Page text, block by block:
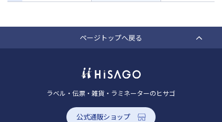
ページトップへ戻る
ラベル・伝票・雑貨・ラミネーターのヒサゴ
公式通販ショップ